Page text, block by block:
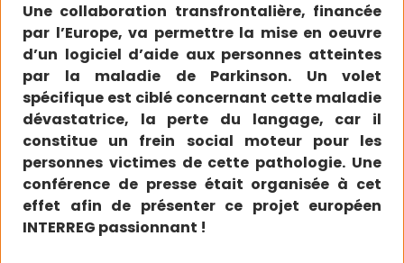
Une collaboration transfrontalière, financée
par l’Europe, va permettre la mise en oeuvre
d’un logiciel d’aide aux personnes atteintes
par la maladie de Parkinson. Un volet
spécifique est ciblé concernant cette maladie
dévastatrice, la perte du langage, car il
constitue un frein social moteur pour les
personnes victimes de cette pathologie. Une
conférence de presse était organisée à cet
effet afin de présenter ce projet européen
INTERREG passionnant !